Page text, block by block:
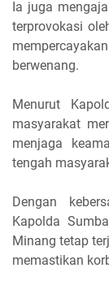
Ia juga
terprovokasi
berwenang.
Menurut
masyarakat
menjaga
tengah
Dengan
Kapolda
Minang tetap
memastikan